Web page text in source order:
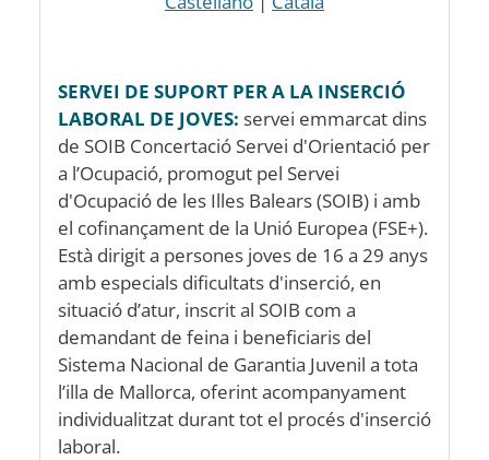
SERVEI DE SUPORT PER A LA INSERCIÓ
LABORAL DE JOVES: servei emmarcat dins
de SOIB Concertació Servei d'Orientació per
a l’Ocupació, promogut pel Servei
d'Ocupació de les Illes Balears (SOIB) i amb
el cofinançament de la Unió Europea (FSE+).
Està dirigit a persones joves de 16 a 29 anys
amb especials dificultats d'inserció, en
situació d’atur, inscrit al SOIB com a
demandant de feina i beneficiaris del
Sistema Nacional de Garantia Juvenil a tota
l’illa de Mallorca, oferint acompanyament
individualitzat durant tot el procés d'inserció
laboral.